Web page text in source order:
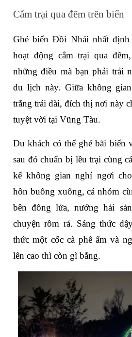
Cắm trại qua đêm trên biển
Ghé biển Đồi Nhái nhất
hoạt động cắm trại qua
những điều mà bạn phải trải
du lịch này. Giữa không
trắng trải dài, đích thị nơi này
tuyệt vời tại Vũng Tàu.
Du khách có thể ghé bãi biển
sau đó chuẩn bị lều trại cùng
kế không gian nghỉ ngơi
hôn buông xuống, cả nhóm
bên đống lửa, nướng hải
chuyện rôm rả. Sáng thức
thức một cốc cà phê ấm và
lên cao thì còn gì bằng.